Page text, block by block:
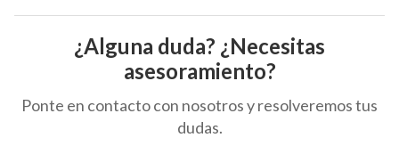
¿Alguna duda? ¿Necesitas
asesoramiento?
Ponte en contacto con nosotros y resolveremos tus
dudas.